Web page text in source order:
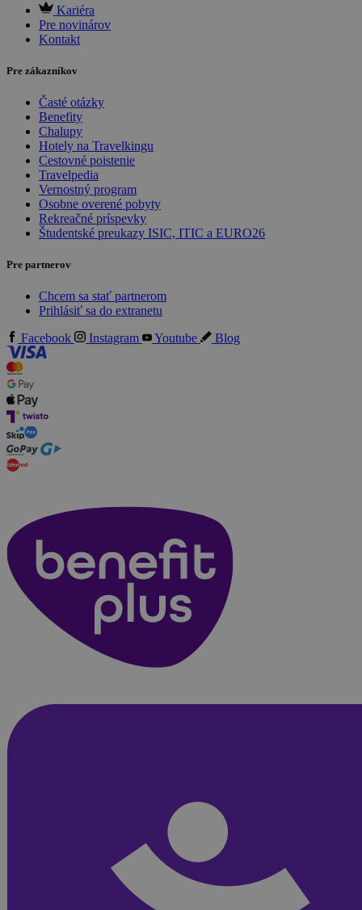
Kariéra
Pre novinárov
Kontakt
Pre zákazníkov
Časté otázky
Benefity
Chalupy
Hotely na Travelkingu
Cestovné poistenie
Travelpedia
Vernostný program
Osobne overené pobyty
Rekreačné príspevky
Študentské preukazy ISIC, ITIC a EURO26
Pre partnerov
Chcem sa stať partnerom
Prihlásiť sa do extranetu
Facebook
Instagram Youtube Blog